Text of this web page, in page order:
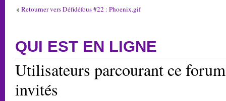
Retourner vers Défidéfous #22 : Phoenix.gif
QUI EST EN LIGNE
Utilisateurs parcourant ce
invités